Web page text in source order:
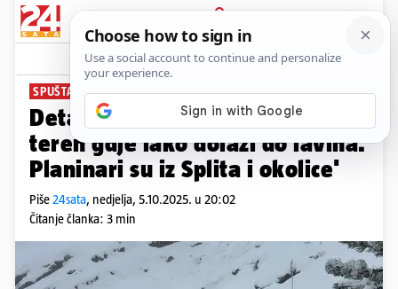
PRIJAVA
News Komentari
SPUŠTALI SE S TRIGLAVA
Detalji drame u Sloveniji: 'To je
teren gdje lako dolazi do lavina.
Planinari su iz Splita i okolice'
Piše24sata, nedjelja, 5.10.2025. u 20:02
Čitanje članka: 3 min